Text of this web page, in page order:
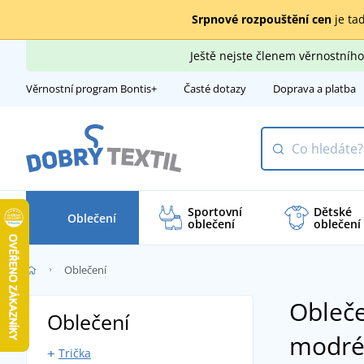
Srpnové rozpouštění cenje
Ještě nejste členem
Věrnostní program Bontis+ Časté dotazy Doprava a platba
Oblečení Sportovní
oblečení
Dětské
oblečení
Oblečení
modré
Oblečení
Trička